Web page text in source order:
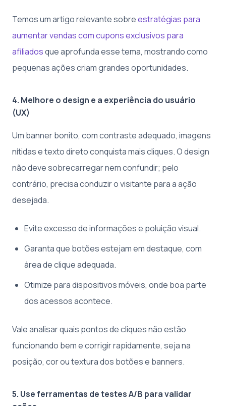
Temos um artigo relevante sobreestratégias para
aumentar vendas com cupons exclusivos para
afiliadosque aprofunda esse tema, mostrando como
pequenas ações criam grandes oportunidades.
4. Melhore o design e a experiência do usuário
(UX)
Um banner bonito, com contraste adequado, imagens
nítidas e texto direto conquista mais cliques. O design
não deve sobrecarregar nem confundir; pelo
contrário, precisa conduzir o visitante para a ação
desejada.
Evite excesso de informações e poluição visual.
Garanta que botões estejam em destaque, com
área de clique adequada.
Otimize para dispositivos móveis, onde boa parte
dos acessos acontece.
Vale analisar quais pontos de cliques não estão
funcionando bem e corrigir rapidamente, seja na
posição, cor ou textura dos botões e banners.
5. Use ferramentas de testes A/B para validar